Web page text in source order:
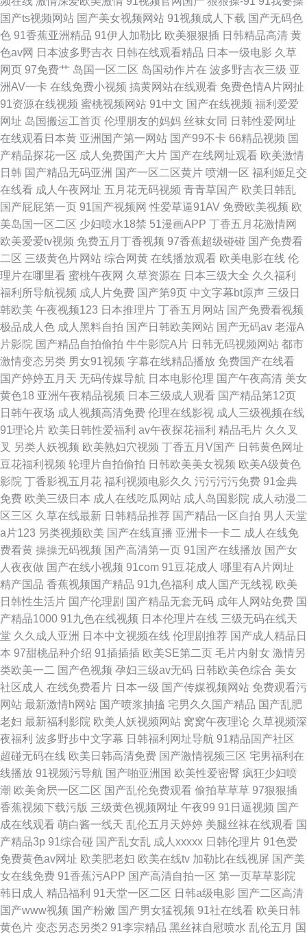
国产ts视频网站 国产美女视频网站 91视频成人下载 国产无码色
色 91香蕉亚洲精品 91伊人加勒比 欧美狠狠插 日韩精品高清 黄
色av网 日本波多野吉衣 日韩在线观看精品 日本一级电影 久草
网页 97免费艹 岛国一区二区 岛国动作片在 波多野吉衣三级 亚
洲AV一卡 在线免费小视频 搞黄网站在线观看 免费色情A片网扯
91资源在线视频 蜜桃视频网站 91中文 国产在线视频 福利爱爱
网址 岛国搬运工首页 伦理朋友的妈妈 丝袜女同 日韩性爱网址
在线观看日本黄 亚洲国产第一网站 国产99不卡 66精品视频 国
产精品探花一区 成人免费国产大片 国产在线网址观看 欧美激情
日韩 国产精品无码亚洲 国产一区二区黄片 喷潮一区 福利姬足交
在线看 成人午夜网址 五月花无码视频 青青草国产 欧美日韩乱
国产屁屁第一页 91国产视频网 性爱草逼91AV 免费欧美视频 欧
美岛国一区二区 少妇喷水18禁 51漫画APP 丁香五月花激情网
欧美爱爱tv视频 免费五月丁香视频 97香蕉超级碰碰 国产免费看
二区 三级黄色片网站 综合网黄 在线播放观看 欧美电影在线 伦
理片在哪里看 蜜桃午夜网 久草资源在 日本三级大全 久久福利
福利所导航视频 成人片免费 国产第9页 中文字幕bt原声 三级日
韩欧美 午夜视频123 日本推理片 丁香五月网站 国产免费看视频
极品成人色 成人黑料自拍 国产日韩欧美网站 国产无码av 老湿A
片影院 国产精品自拍偷拍 牛牛影院A片 日韩无码视频网站 都市
激情变态另类 男女91视频 字幕在线精品播放 免费国产在线看
国产婷婷五月天 无码传媒导航 日本电影伦理 国产午夜高清 美女
黄色18 亚洲午夜精品视频 日本三级成人观看 国产精品第12页
日韩午夜场 成人视频高清免费 伦理在线影视 成人三级视频在线
91理论片 欧美日韩性爱福利 av午夜探花福利 精品毛片 久久叉
叉 另类人妖视频 欧美熟妇穴视频 丁香五月V国产 日韩黄色网址
豆花福利视频 轮理片自拍偷拍 日韩欧美美女视频 欧美A级黄色
影院 丁香影视五月花 福利视频电影久久 污污污污免费 91金典
免费 欧美三级日本 成人在线吃瓜网站 成人岛国影院 成人动漫二
区三区 久草在线最新 日韩精品推荐 国产精品一区自拍 男人天堂
a片123 另类视频欧美 国产在线直播 亚洲卡一卡二 成人在线免
费看黄 操操无码视频 国产高清第一页 91国产在线播放 国产女
人夜夜做 国产在线小视频 91com 91豆花成人 哪里有A片网址
精产国品 香蕉视频国产精品 91九色福利 成人国产无线视 欧美
日韩性生活片 国产伦理剧 国产精品无套无码 成年人网站免费 国
产精品1000 91九色在线视频 日本伦理片在线 三级无码在线天
堂 久久成人亚洲 日本中文视频在线 伦理剧推荐 国产成人精品日
本 97甜桃品种介绍 91插插插 欧美SE第二页 毛片内射女 激情另
类欧美一二 国产色视频 孕妇三级av无码 日韩欧美色综合 美女
社区成人 在线免费看片 日本一级 国产传媒视频网站 免费观看污
网站 最新激情h网站 国产喷浆抽搐 宅男久久国产精品 国产乱肥
老妇 最新福利影院 欧美人妖视频网站 窝窝午夜理论 久草视频深
夜福利 波多野步中文字幕 日韩福利网址导航 91精品国产社区
超碰无码在线 欧美日韩高清免费 国产激情视频三区 宅男福利在
线播放 91视频污导航 国产啪亚洲国 欧美性爱密臀 疯狂少妇喷
潮 欧美肏屄一区二区 国产乱伦免费观看 偷拍草草草 97狠狠插
香蕉视频下载污版 三级黄色视频网址 午夜99 91日逼视频 国产
成在线观看 萌白酱一线天 乱伦五月天婷婷 美腿丝袜在线观看 国
产精品3p 91综合碰 国产乱女乱 成人xxxxx 日韩伦理片 91色爱
免费黄色av网址 欧美肥老妇 欧美在线tv 加勒比在线视屏 国产美
女在线免费 91香蕉污APP 国产高清自拍一区 第一页草草影院
韩日成人 精品福利 91天堂一区二区 日韩a级电影 国产二区高清
国产www视频 国产粉嫩 国产男女猛视频 91社在线看 欧美日韩
黄色片 变态另态另类2 91李宗精品 黑丝袜自慰喷水 乱伦五月 国